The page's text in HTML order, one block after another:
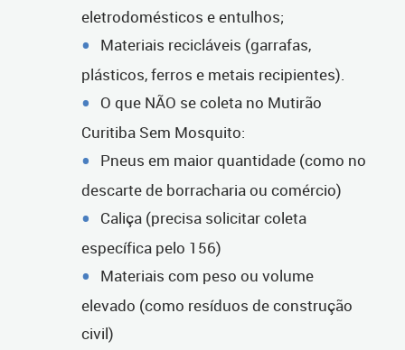
eletrodomésticos e entulhos;
Materiais recicláveis (garrafas,
plásticos, ferros e metais recipientes).
O que NÃO se coleta no Mutirão
Curitiba Sem Mosquito:
Pneus em maior quantidade (como no
descarte de borracharia ou comércio)
Caliça (precisa solicitar coleta
específica pelo 156)
Materiais com peso ou volume
elevado (como resíduos de construção
civil)